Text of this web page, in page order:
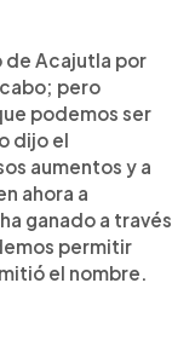
de Acajutla por
pero
podemos ser
dijo el
aumentos y a
ahora a
ganado a través
permitir
el nombre.